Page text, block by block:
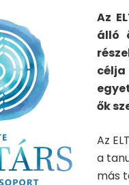
Az
álló
ré
ők
Az
a
más